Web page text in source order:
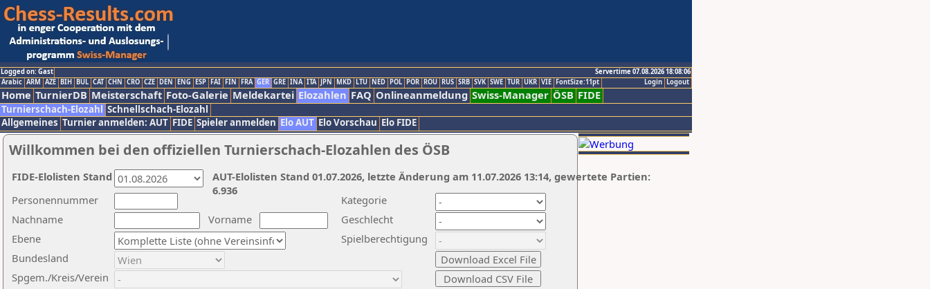
Logged on: Gast
Servertime 07.08.2026 18:08:06
Logout
Login
Arabic ARM AZE BIH BUL CAT CHN CRO CZE DEN ENG ESP FAI FIN FRA GER GRE INA ITA JPN MKD LTU NED POL POR ROU RUS SRB SVK SWE TUR UKR VIE FontSize:11pt
Home TurnierDB Meisterschaft Foto-Galerie Meldekartei Elozahlen FAQ Onlineanmeldung Swiss-Manager ÖSB FIDE
Turnierschach-Elozahl Schnellschach-Elozahl
Allgemeines Turnier anmelden: AUT FIDE Spieler anmelden Elo AUT Elo Vorschau Elo FIDE
Willkommen bei den offiziellen Turnierschach-Elozahlen des ÖSB
Nachname
Vorname
Ebene
Kategorie
Personennummer
Bundesland
Spgem./Kreis/Verein
Geschlecht
Spielberechtigung
AUT-Elolisten Stand 01.07.2026, letzte Änderung am 11.07.2026 13:14, gewertete Partien:
6.936
FIDE-Elolisten Stand